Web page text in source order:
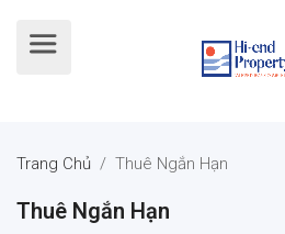
Trang Chủ / Thuê Ngắn Hạn
Thuê Ngắn Hạn